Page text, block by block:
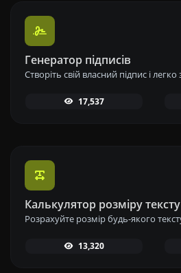
Генератор підписів
17,537
Калькулятор розміру тексту
13,320